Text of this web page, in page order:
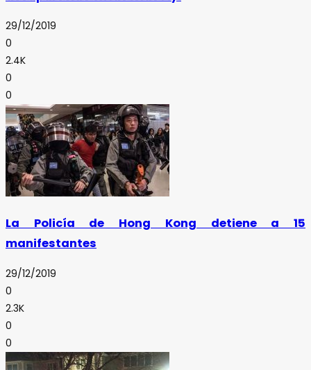
29/12/2019
0
2.4K
0
0
La Policía de Hong Kong detiene a 15
manifestantes
29/12/2019
0
2.3K
0
0